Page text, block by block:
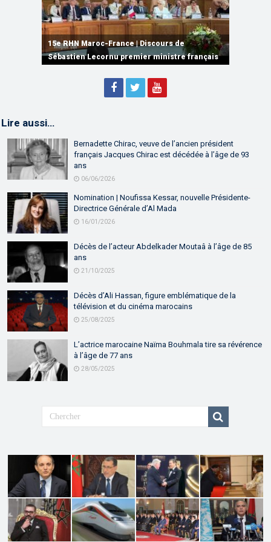
15e RHN Maroc-France | Signature de
plusieurs accords de coopération et de
partenariat
15e RHN Maroc-France | Discours de
Sébastien Lecornu premier ministre français
15e Réunion de Haut Niveau Maroc-France |
Discours de M. Aziz Akhannouch
Lire aussi…
Bernadette Chirac, veuve de l’ancien président
français Jacques Chirac est décédée à l’âge de 93
ans
06/06/2026
Nomination | Noufissa Kessar, nouvelle Présidente-
Directrice Générale d’Al Mada
16/01/2026
Décès de l’acteur Abdelkader Moutaâ à l’âge de 85
ans
21/10/2025
Décès d’Ali Hassan, figure emblématique de la
télévision et du cinéma marocains
25/08/2025
L’actrice marocaine Naïma Bouhmala tire sa révérence
à l’âge de 77 ans
28/05/2025